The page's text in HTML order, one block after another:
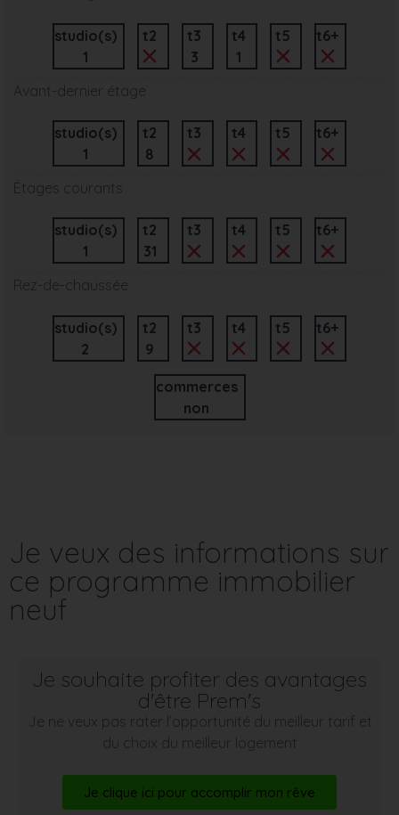
studio(s)
1
t2
t3
3
t4
1
t5 t6+
Avant-dernier étage
studio(s)
1
t2
8
t3 t4 t5 t6+
Étages courants
studio(s)
1
t2
31
t3 t4 t5 t6+
Rez-de-chaussée
studio(s)
2
t2
9
t3 t4 t5 t6+
commerces
non
Je veux des informations sur
ce programme immobilier
neuf
Je souhaite profiter des avantages
d'être Prem's
Je ne veux pas rater l’opportunité du meilleur tarif et
du choix du meilleur logement
Je clique ici pour accomplir mon rêve